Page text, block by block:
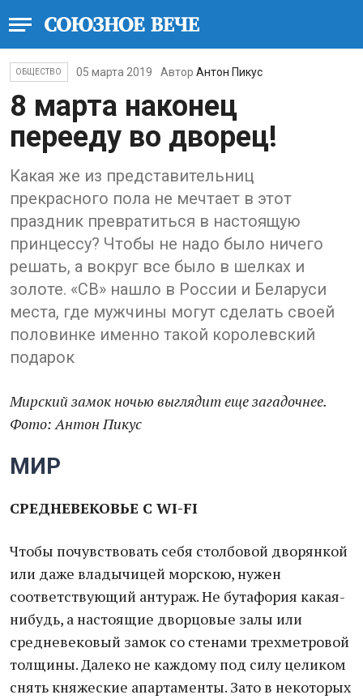
ОБЩЕСТВО 05 марта 2019 Автор Антон Пикус
8 марта наконец
перееду во дворец!
Какая же из представительниц
прекрасного пола не мечтает в этот
праздник превратиться в настоящую
принцессу? Чтобы не надо было ничего
решать, а вокруг все было в шелках и
золоте. «СВ» нашло в России и Беларуси
места, где мужчины могут сделать своей
половинке именно такой королевский
подарок
Мирский замок ночью выглядит еще загадочнее.
Фото: Антон Пикус
МИР
СРЕДНЕВЕКОВЬЕ С WI-FI
Чтобы почувствовать себя столбовой дворянкой
или даже владычицей морскою, нужен
соответствующий антураж. Не бутафория какая-
нибудь, а настоящие дворцовые залы или
средневековый замок со стенами трехметровой
толщины. Далеко не каждому под силу целиком
снять княжеские апартаменты. Зато в некоторых